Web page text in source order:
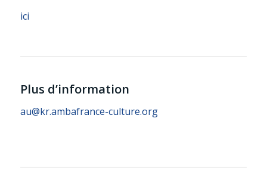
ici
Plus d’information
au@kr.ambafrance-culture.org